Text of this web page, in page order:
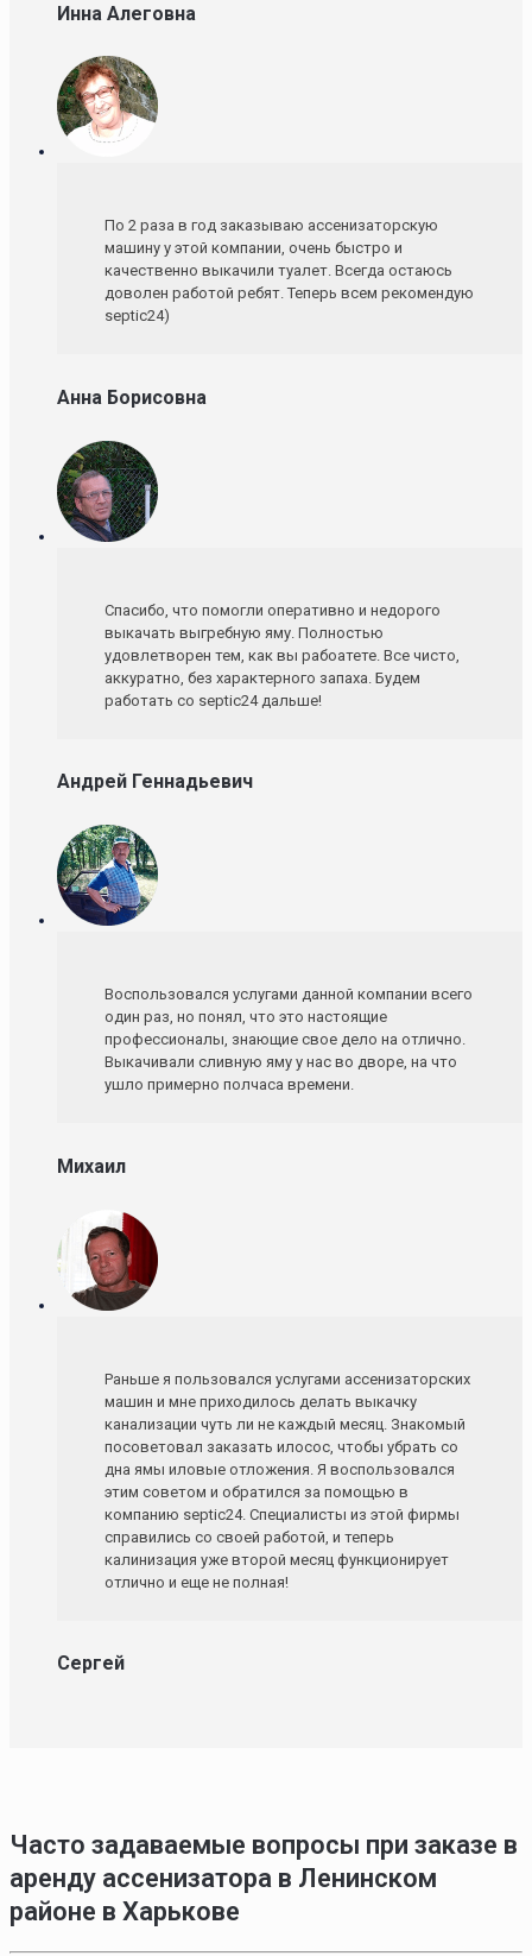
Инна Алеговна
По 2 раза в год заказываю ассенизаторскую
машину у этой компании, очень быстро и
качественно выкачили туалет. Всегда остаюсь
доволен работой ребят. Теперь всем рекомендую
septic24)
Анна Борисовна
Спасибо, что помогли оперативно и недорого
выкачать выгребную яму. Полностью
удовлетворен тем, как вы рабоатете. Все чисто,
аккуратно, без характерного запаха. Будем
работать со septic24 дальше!
Андрей Геннадьевич
Воспользовался услугами данной компании всего
один раз, но понял, что это настоящие
профессионалы, знающие свое дело на отлично.
Выкачивали сливную яму у нас во дворе, на что
ушло примерно полчаса времени.
Михаил
Раньше я пользовался услугами ассенизаторских
машин и мне приходилось делать выкачку
канализации чуть ли не каждый месяц. Знакомый
посоветовал заказать илосос, чтобы убрать со
дна ямы иловые отложения. Я воспользовался
этим советом и обратился за помощью в
компанию septic24. Специалисты из этой фирмы
справились со своей работой, и теперь
калинизация уже второй месяц функционирует
отлично и еще не полная!
Сергей
Часто задаваемые вопросы при заказе в
аренду ассенизатора в Ленинском
районе в Харькове